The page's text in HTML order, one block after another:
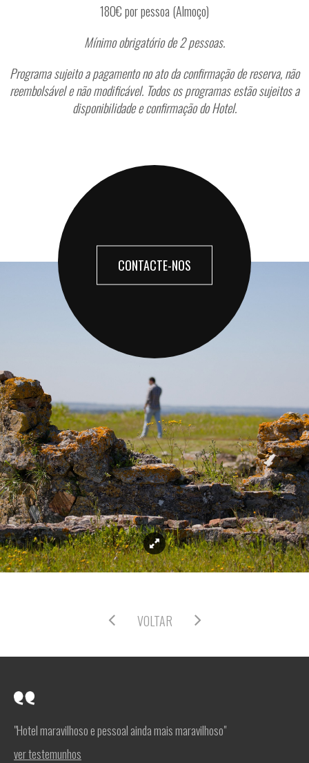
180€ por pessoa (Almoço)
Mínimo obrigatório de 2 pessoas.
Programa sujeito a pagamento no ato da confirmação de reserva, não
reembolsável e não modificável. Todos os programas estão sujeitos a
disponibilidade e confirmação do Hotel.
CONTACTE-NOS
VOLTAR
"Hotel maravilhoso e pessoal ainda mais maravilhoso"
ver testemunhos